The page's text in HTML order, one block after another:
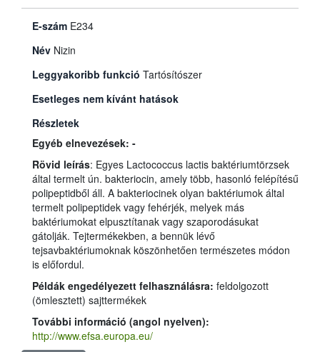
E-szám E234
Név Nizin
Leggyakoribb funkció Tartósítószer
Esetleges nem kívánt hatások
Részletek
Egyéb elnevezések: -
Rövid leírás: Egyes Lactococcus lactis baktériumtörzsek
által termelt ún. bakteriocin, amely több, hasonló felépítésű
polipeptidből áll. A bakteriocinek olyan baktériumok által
termelt polipeptidek vagy fehérjék, melyek más
baktériumokat elpusztítanak vagy szaporodásukat
gátolják. Tejtermékekben, a bennük lévő
tejsavbaktériumoknak köszönhetően természetes módon
is előfordul.
Példák engedélyezett felhasználásra: feldolgozott
(ömlesztett) sajttermékek
További információ (angol nyelven):
http://www.efsa.europa.eu/